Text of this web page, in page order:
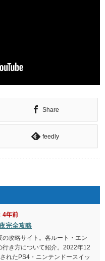
Share
feedly
4年前
完全攻略
の攻略サイト。各ルート・エン
行き方について紹介。2022年12
れたPS4・ニンテンドースイッ